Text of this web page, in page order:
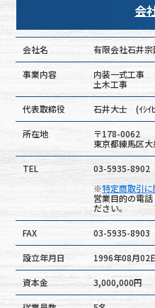
会
会社名 有限会社石井
事業内容
内装一式工事
土木工事
代表取締役 石井大士 (ｲｼｲ
所在地
〒178-0062
東京都練馬区
TEL
03-5935-8902
※特定商取引
営業目的の電
ださい。
FAX 03-5935-8903
設立年月日 1996年08月02
資本金 3,000,000円